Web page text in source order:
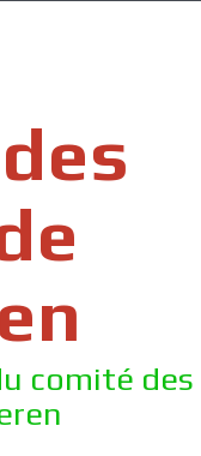
comité des